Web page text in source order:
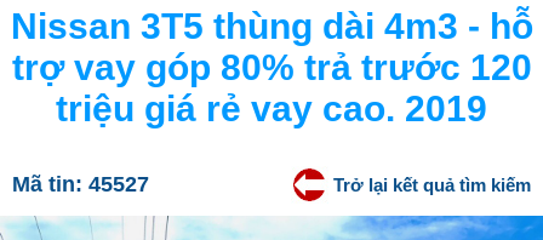
Nissan 3T5 thùng dài 4m3 - hỗ
trợ vay góp 80% trả trước 120
triệu giá rẻ vay cao. 2019
Mã tin: 45527 Trở lại kết quả tìm kiếm